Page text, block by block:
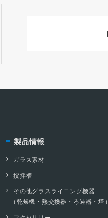
製品情報
ガラス素材
撹拌槽
その他グラスライニング機器
（乾燥機・熱交換器・ろ過器・塔）